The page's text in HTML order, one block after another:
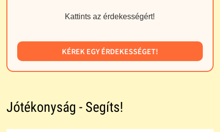
Kattints az érdekességért!
KÉREK EGY ÉRDEKESSÉGET!
Jótékonyság - Segíts!